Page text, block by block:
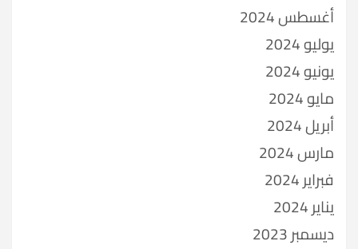
أغسطس 2024
يوليو 2024
يونيو 2024
مايو 2024
أبريل 2024
مارس 2024
فبراير 2024
يناير 2024
ديسمبر 2023